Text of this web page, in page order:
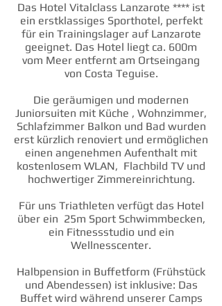
Das Hotel Vitalclass Lanzarote **** ist
ein erstklassiges Sporthotel, perfekt
für ein Trainingslager auf Lanzarote
geeignet. Das Hotel liegt ca. 600m
vom Meer entfernt am Ortseingang
von Costa Teguise.
Die geräumigen und modernen
Juniorsuiten mit Küche , Wohnzimmer,
Schlafzimmer Balkon und Bad wurden
erst kürzlich renoviert und ermöglichen
einen angenehmen Aufenthalt mit
kostenlosem WLAN, Flachbild TV und
hochwertiger Zimmereinrichtung.
Für uns Triathleten verfügt das Hotel
über ein 25m Sport Schwimmbecken,
ein Fitnessstudio und ein
Wellnesscenter.
Halbpension in Buffetform (Frühstück
und Abendessen) ist inklusive: Das
Buffet wird während unserer Camps